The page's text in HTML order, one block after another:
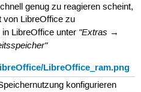
genug zu reagieren scheint,
von LibreOffice zu
LibreOffice unter "Extras →
konfigurieren